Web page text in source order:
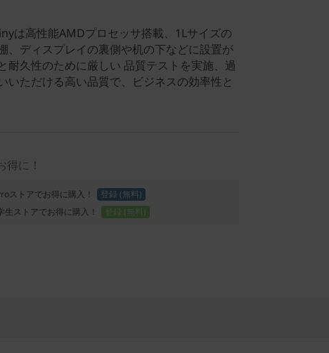
は高性能AMDプロセッサ搭載、1Lサイズの
、ディスプレイの裏側や机の下などに設置が
耐久性のために厳しい 品質テストを実施、過
いただける高い品質で、ビジネスの効率性と
得に！
ストアでお得に購入！
登録 (無料)
生ストアでお得に購入！ 登録 (無料)